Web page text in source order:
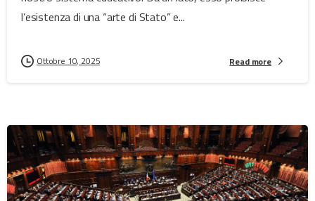
l’esistenza di una “arte di Stato” e...
Ottobre 10, 2025 Read more